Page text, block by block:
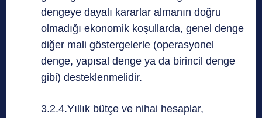
dengeye dayalı kararlar almanın doğru
olmadığı ekonomik koşullarda, genel denge
diğer mali göstergelerle (operasyonel
denge, yapısal denge ya da birincil denge
gibi) desteklenmelidir.
3.2.4.Yıllık bütçe ve nihai hesaplar,